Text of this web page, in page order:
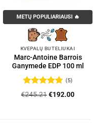
METŲ POPULIARIAUSI 🔥
KVEPALŲ BUTELIUKAI
Marc-Antoine Barrois
Ganymede EDP 100 ml
Įvertinimas:
(5)
€245.21Original
€192.00Current